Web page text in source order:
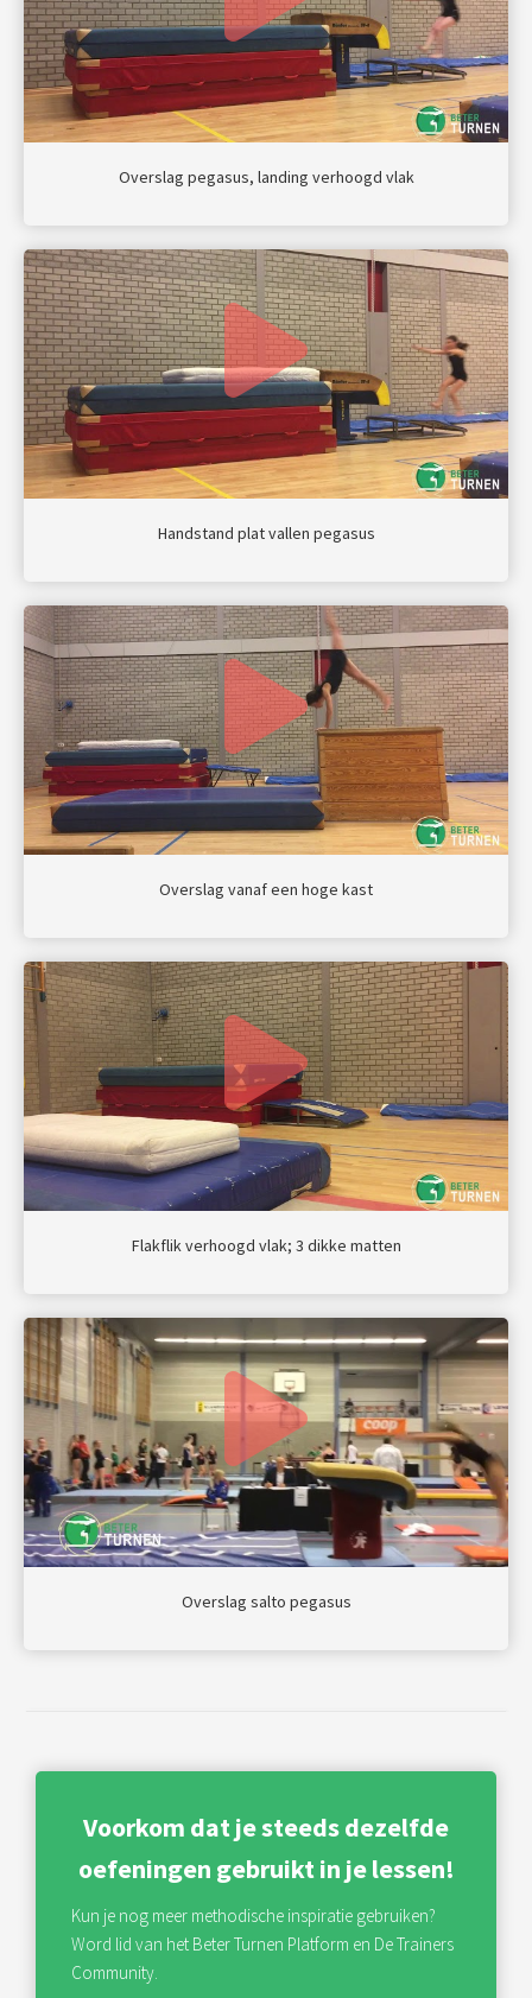
Overslag pegasus, landing verhoogd vlak
Handstand plat vallen pegasus
Overslag vanaf een hoge kast
Flakflik verhoogd vlak; 3 dikke matten
Overslag salto pegasus
Voorkom dat je steeds dezelfde
oefeningen gebruikt in je lessen!
Kun je nog meer methodische inspiratie gebruiken?
Word lid van het Beter Turnen Platform en De Trainers
Community.